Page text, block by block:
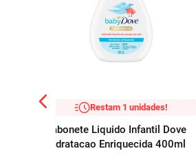
Restam 1 unidades!
Sabonete Liquido Infantil Dove
Hidratacao Enriquecida 400ml